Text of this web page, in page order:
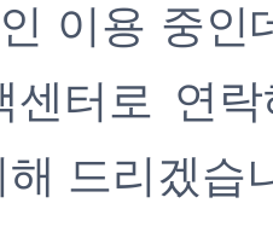
이용 중인
센터로 연
해 드리겠습